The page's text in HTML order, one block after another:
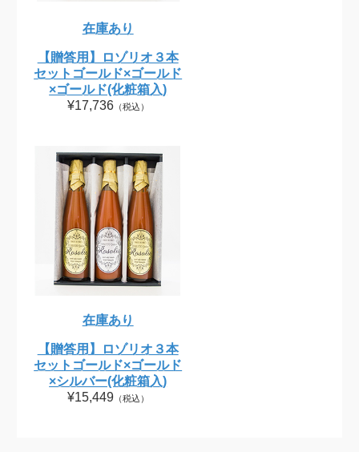
在庫あり
【贈答用】ロゾリオ３本
セットゴールド×ゴールド
×ゴールド(化粧箱入)
¥17,736（税込）
在庫あり
【贈答用】ロゾリオ３本
セットゴールド×ゴールド
×シルバー(化粧箱入)
¥15,449（税込）